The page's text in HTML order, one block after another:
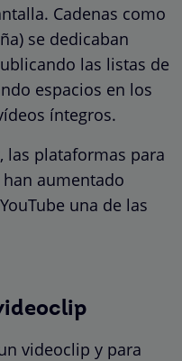
Cadenas como
se dedicaban
las listas de
espacios en los
íntegros.
las plataformas para
aumentado
una de las
videoclip y para